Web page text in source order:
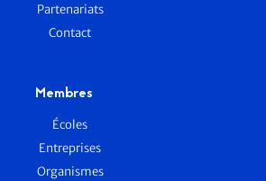
Partenariats
Contact
Membres
Écoles
Entreprises
Organismes